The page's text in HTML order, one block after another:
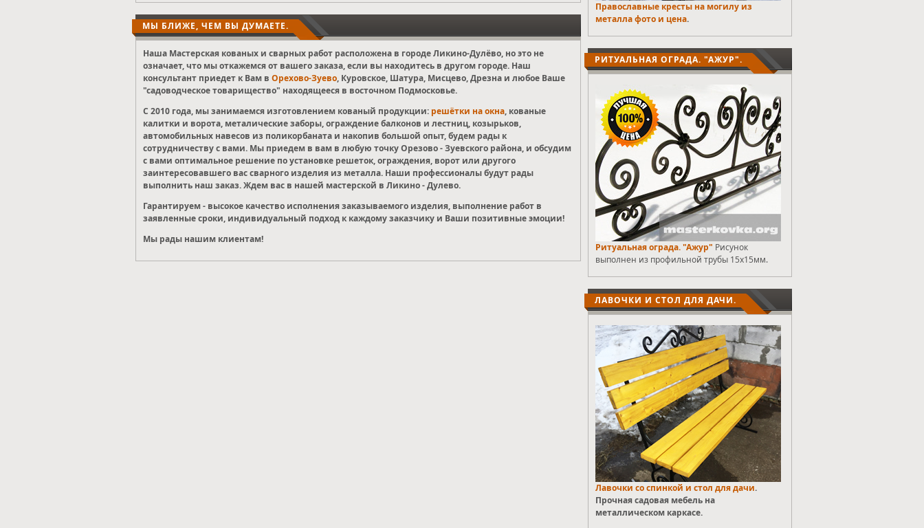
МЫ БЛИЖЕ, ЧЕМ ВЫ ДУМАЕТЕ.
Наша Мастерская кованых и сварных работ расположена в городе Ликино-Дулёво, но это не
означает, что мы откажемся от вашего заказа, если вы находитесь в другом городе. Наш
консультант приедет к Вам в Орехово-Зуево, Куровское, Шатура, Мисцево, Дрезна и любое Ваше
"садоводческое товарищество" находящееся в восточном Подмосковье.
С 2010 года, мы занимаемся изготовлением кованый продукции: решётки на окна, кованые
калитки и ворота, металические заборы, ограждение балконов и лестниц, козырьков,
автомобильных навесов из поликорбаната и накопив большой опыт, будем рады к
сотрудничеству с вами. Мы приедем в вам в любую точку Орезово - Зуевского района, и обсудим
с вами оптимальное решение по установке решеток, ограждения, ворот или другого
заинтересовавшего вас сварного изделия из металла. Наши профессионалы будут рады
выполнить наш заказ. Ждем вас в нашей мастерской в Ликино - Дулево.
Гарантируем - высокое качество исполнения заказываемого изделия, выполнение работ в
заявленные сроки, индивидуальный подход к каждому заказчику и Ваши позитивные эмоции!
Мы рады нашим клиентам!
Православные кресты на могилу из
металла фото и цена.
РИТУАЛЬНАЯ ОГРАДА. "АЖУР".
Ритуальная ограда. "Ажур" Рисунок
выполнен из профильной трубы 15х15мм.
ЛАВОЧКИ И СТОЛ ДЛЯ ДАЧИ.
Лавочки со спинкой и стол для дачи.
Прочная садовая мебель на
металлическом каркасе.